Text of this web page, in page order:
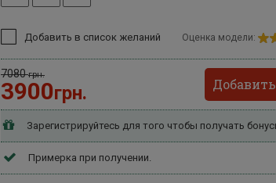
Добавить в список желаний Оценка модели:
7080грн.
3900грн.
Зарегистрируйтесь для того чтобы получать
Примерка при получении.